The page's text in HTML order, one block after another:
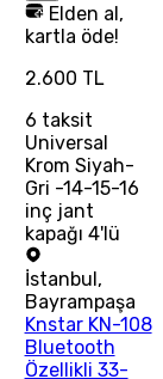
Elden al,
kartla öde!
2.600 TL
6 taksit
Universal
Krom Siyah-
Gri -14-15-16
inç jant
kapağı 4'lü
İstanbul,
Bayrampaşa
Knstar KN-108
Bluetooth
Özellikli 33-